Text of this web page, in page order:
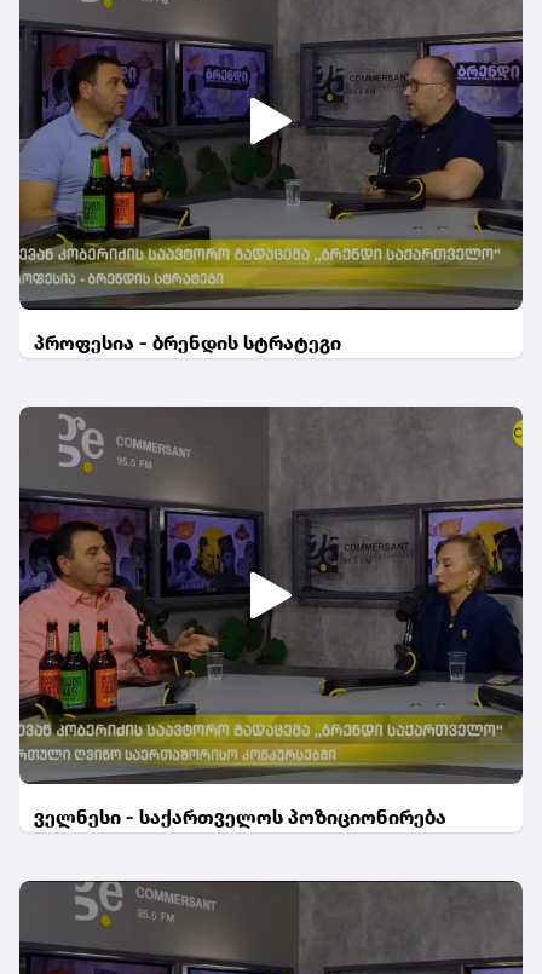
პროფესია - ბრენდის სტრატეგი
ველნესი - საქართველოს პოზიციონირება